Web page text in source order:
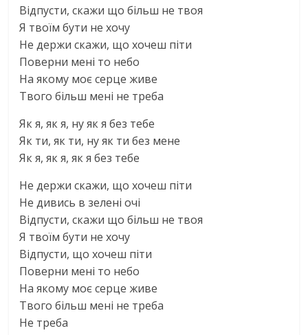
Вiдпусти, скажи що бiльш не твоя
Я твоїм бути не хочу
Не держи скажи, що хочеш пiти
Поверни менi то небо
На якому моє серце живе
Твого бiльш менi не треба
Як я, як я, ну як я без тебе
Як ти, як ти, ну як ти без мене
Як я, як я, як я без тебе
Не держи скажи, що хочеш пiти
Не дивись в зеленi очi
Вiдпусти, скажи що бiльш не твоя
Я твоїм бути не хочу
Вiдпусти, що хочеш пiти
Поверни менi то небо
На якому моє серце живе
Твого бiльш менi не треба
Не треба